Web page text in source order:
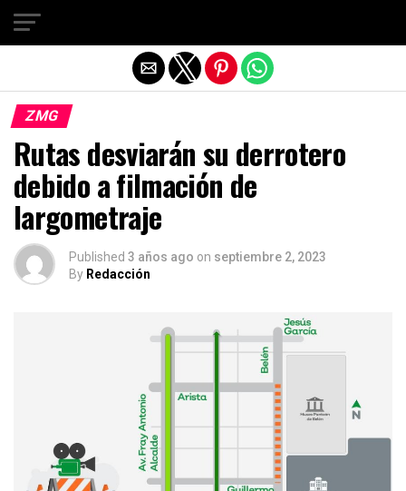
ZMG
Rutas desviarán su derrotero
debido a filmación de
largometraje
Published 3 años ago on septiembre 2, 2023
By Redacción